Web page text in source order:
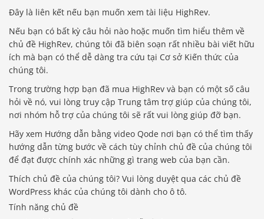
Đây là liên kết nếu bạn muốn xem tài liệu HighRev.
Nếu bạn có bất kỳ câu hỏi nào hoặc muốn tìm hiểu thêm về
chủ đề HighRev, chúng tôi đã biên soạn rất nhiều bài viết hữu
ích mà bạn có thể dễ dàng tra cứu tại Cơ sở Kiến thức của
chúng tôi.
Trong trường hợp bạn đã mua HighRev và bạn có một số câu
hỏi về nó, vui lòng truy cập Trung tâm trợ giúp của chúng tôi,
nơi nhóm hỗ trợ của chúng tôi sẽ rất vui lòng giúp đỡ bạn.
Hãy xem Hướng dẫn bằng video Qode nơi bạn có thể tìm thấy
hướng dẫn từng bước về cách tùy chỉnh chủ đề của chúng tôi
để đạt được chính xác những gì trang web của bạn cần.
Thích chủ đề của chúng tôi? Vui lòng duyệt qua các chủ đề
WordPress khác của chúng tôi dành cho ô tô.
Tính năng chủ đề